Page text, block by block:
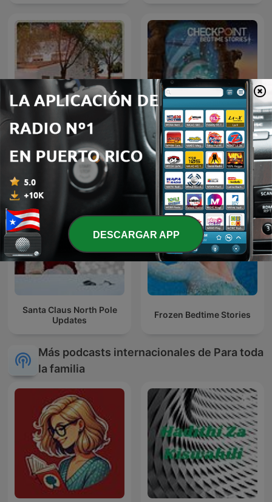
Emisora del CRA Alciares Kids Bedtime Stories
Santa Claus North Pole
Updates
Frozen Bedtime Stories
Más podcasts internacionales de Para toda
la familia
DESCARGAR APP